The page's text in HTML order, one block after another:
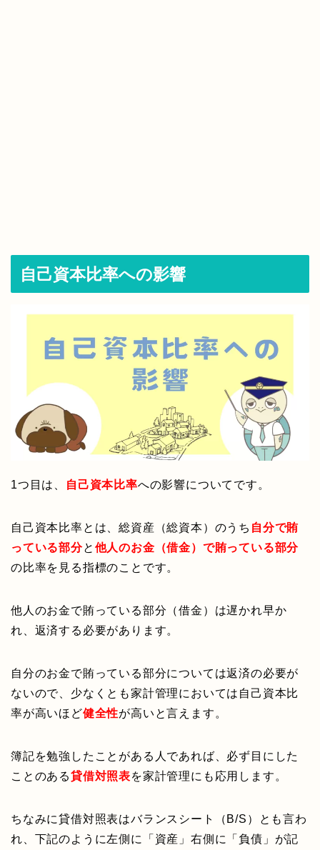
自己資本比率への影響
1つ目は、 自己資本比率への影響についてです。
自己資本比率とは、総資産（総資本）のうち 自分で賄
っている部分と 他人のお金（借金）で賄っている部分
の比率を見る指標のことです。
他人のお金で賄っている部分（借金）は遅かれ早か
れ、返済する必要があります。
自分のお金で賄っている部分については返済の必要が
ないので、少なくとも家計管理においては自己資本比
率が高いほど健全性が高いと言えます。
簿記を勉強したことがある人であれば、必ず目にした
ことのある貸借対照表を家計管理にも応用します。
ちなみに貸借対照表はバランスシート（B/S）とも言わ
れ、下記のように左側に「資産」右側に「負債」が記